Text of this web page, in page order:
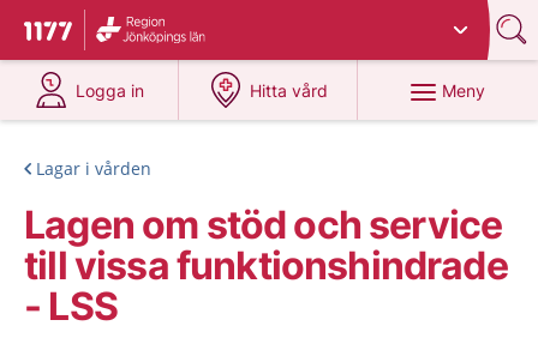
Till startsidan för 1177
Du har valt region
Logga in
på 1177.se
Hitta vård
på 1177.se
Meny
Lagar i vården
Lagen om stöd och service
till vissa funktionshindrade
- LSS